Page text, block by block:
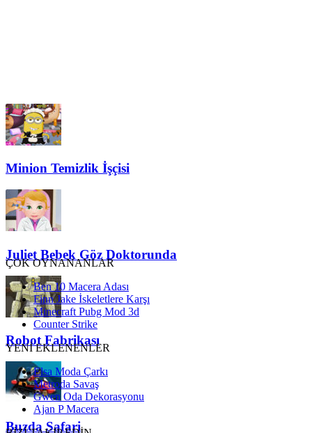
Minion Temizlik İşçisi
Juliet Bebek Göz Doktorunda
Robot Fabrikası
Buzda Safari
ÇOK OYNANANLAR
Ben 10 Macera Adası
Finn Jake İskeletlere Karşı
Minecraft Pubg Mod 3d
Counter Strike
YENİ EKLENENLER
Elsa Moda Çarkı
Metroda Savaş
Gwen Oda Dekorasyonu
Ajan P Macera